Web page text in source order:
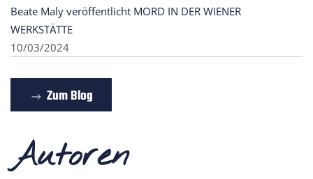
Beate Maly veröffentlicht MORD IN DER WIENER
WERKSTÄTTE
10/03/2024
Zum Blog
Autoren